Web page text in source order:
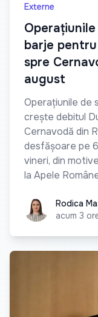
Externe
barje
spre
august
Operațiunile de
crește debitul
Cernavodă din
desfășoare pe
vineri, din
la Apele
Rodica Mazur
Rodica
acum 3